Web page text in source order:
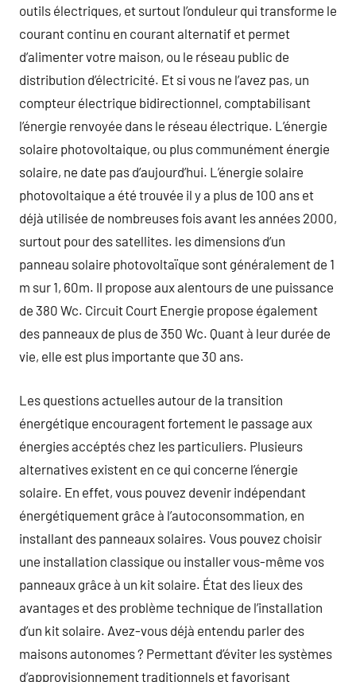
outils électriques, et surtout l’onduleur qui transforme le
courant continu en courant alternatif et permet
d’alimenter votre maison, ou le réseau public de
distribution d’électricité. Et si vous ne l’avez pas, un
compteur électrique bidirectionnel, comptabilisant
l’énergie renvoyée dans le réseau électrique. L’énergie
solaire photovoltaique, ou plus communément énergie
solaire, ne date pas d’aujourd’hui. L’énergie solaire
photovoltaique a été trouvée il y a plus de 100 ans et
déjà utilisée de nombreuses fois avant les années 2000,
surtout pour des satellites. les dimensions d’un
panneau solaire photovoltaïque sont généralement de 1
m sur 1, 60m. Il propose aux alentours de une puissance
de 380 Wc. Circuit Court Energie propose également
des panneaux de plus de 350 Wc. Quant à leur durée de
vie, elle est plus importante que 30 ans.
Les questions actuelles autour de la transition
énergétique encouragent fortement le passage aux
énergies accéptés chez les particuliers. Plusieurs
alternatives existent en ce qui concerne l’énergie
solaire. En effet, vous pouvez devenir indépendant
énergétiquement grâce à l’autoconsommation, en
installant des panneaux solaires. Vous pouvez choisir
une installation classique ou installer vous-même vos
panneaux grâce à un kit solaire. État des lieux des
avantages et des problème technique de l’installation
d’un kit solaire. Avez-vous déjà entendu parler des
maisons autonomes ? Permettant d’éviter les systèmes
d’approvisionnement traditionnels et favorisant